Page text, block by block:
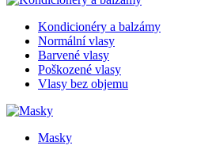
Kondicionéry a balzámy
Normální vlasy
Barvené vlasy
Poškozené vlasy
Vlasy bez objemu
Masky